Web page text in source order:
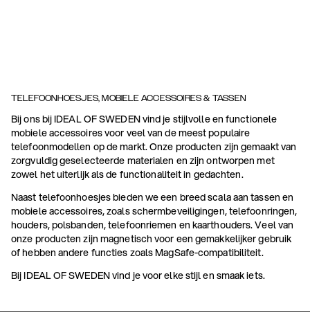
TELEFOONHOESJES, MOBIELE ACCESSOIRES & TASSEN
Bij ons bij IDEAL OF SWEDEN vind je stijlvolle en functionele
mobiele accessoires voor veel van de meest populaire
telefoonmodellen op de markt. Onze producten zijn gemaakt van
zorgvuldig geselecteerde materialen en zijn ontworpen met
zowel het uiterlijk als de functionaliteit in gedachten.
Naast telefoonhoesjes bieden we een breed scala aan tassen en
mobiele accessoires, zoals schermbeveiligingen, telefoonringen,
houders, polsbanden, telefoonriemen en kaarthouders. Veel van
onze producten zijn magnetisch voor een gemakkelijker gebruik
of hebben andere functies zoals MagSafe-compatibiliteit.
Bij IDEAL OF SWEDEN vind je voor elke stijl en smaak iets.